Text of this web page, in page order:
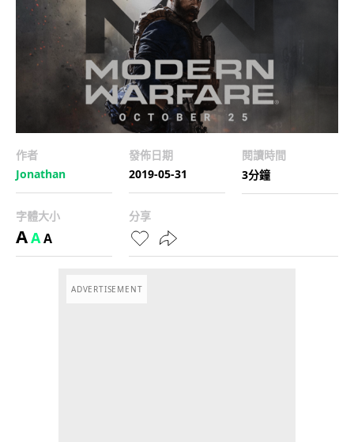
作者
Jonathan
發佈日期
2019-05-31
閱讀時間
3分鐘
字體大小
AAA
分享
ADVERTISEMENT